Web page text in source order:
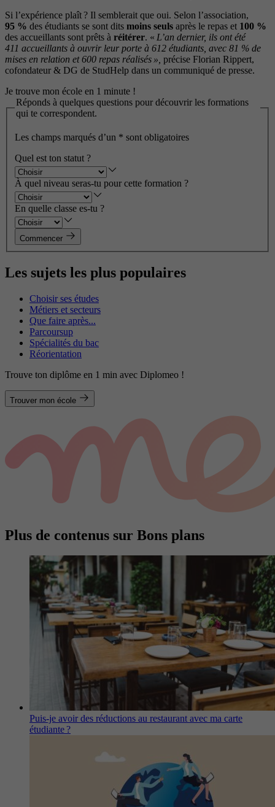
Si l’expérience plaît ? Il semblerait que oui. Selon l’association,
95 % des étudiants se sont dits moins seuls après le repas et 100 %
des accueillants sont prêts à réitérer. « L’an dernier, ils ont été
411 accueillants à ouvrir leur porte à 612 étudiants, avec 81 % de
mises en relation et 600 repas réalisés », précise Florian Rippert,
cofondateur & DG de StudHelp dans un communiqué de presse.
Je trouve mon école en 1 minute !
Réponds à quelques questions pour découvrir les formations
qui te correspondent.
Les champs marqués d’un * sont obligatoires
Quel est ton statut ?
À quel niveau seras-tu pour cette formation ?
En quelle classe es-tu ?
Commencer
Les sujets les plus populaires
Choisir ses études
Métiers et secteurs
Que faire après...
Parcoursup
Spécialités du bac
Réorientation
Trouve ton diplôme en 1 min avec Diplomeo !
Trouver mon école
Plus de contenus sur Bons plans
Puis-je avoir des réductions au restaurant avec ma carte
étudiante ?